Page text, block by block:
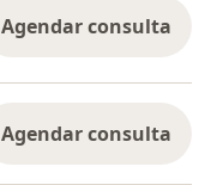
Agendar consulta
Agendar consulta